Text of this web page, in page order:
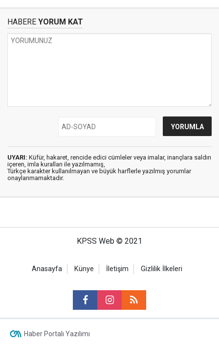
HABERE YORUM KAT
UYARI: Küfür, hakaret, rencide edici cümleler veya imalar, inançlara saldırı
içeren, imla kuralları ile yazılmamış,
Türkçe karakter kullanılmayan ve büyük harflerle yazılmış yorumlar
onaylanmamaktadır.
KPSS Web © 2021
Anasayfa Künye İletişim Gizlilik İlkeleri
Haber Portalı Yazılımı